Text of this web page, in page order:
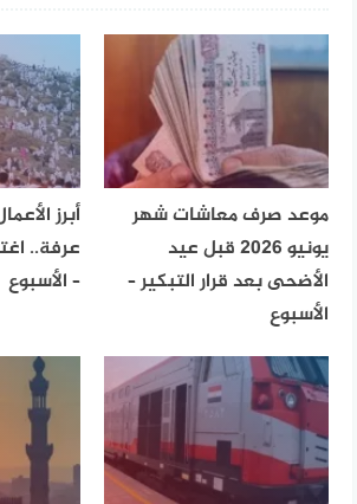
موعد صرف معاشات شهر
يونيو 2026 قبل عيد
الأضحى بعد قرار التبكير –
الأسبوع
أبرز
عرفة..
– الأسبوع